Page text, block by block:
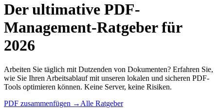
Der ultimative PDF-
Management-Ratgeber für
2026
Arbeiten Sie täglich mit Dutzenden von Dokumenten? Erfahren Sie,
wie Sie Ihren Arbeitsablauf mit unseren lokalen und sicheren PDF-
Tools optimieren können. Keine Server, keine Risiken.
PDF zusammenfügen → Alle Ratgeber